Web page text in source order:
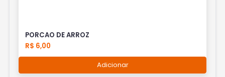
PORCAO DE ARROZ
R$ 6,00
Adicionar